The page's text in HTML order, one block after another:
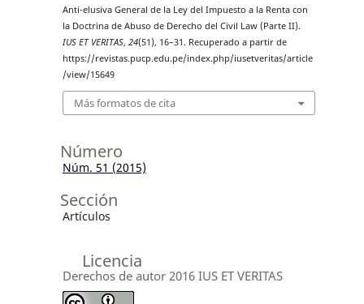
Anti-elusiva General de la Ley del Impuesto a la Renta con
la Doctrina de Abuso de Derecho del Civil Law (Parte II).
IUS ET VERITAS, 24(51), 16–31. Recuperado a partir de
https://revistas.pucp.edu.pe/index.php/iusetveritas/article
/view/15649
Más formatos de cita
Número
Núm. 51 (2015)
Sección
Artículos
Licencia
Derechos de autor 2016 IUS ET VERITAS